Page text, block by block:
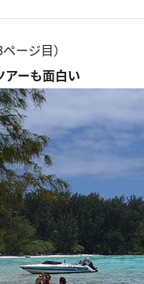
ージ目）
ーも面白い